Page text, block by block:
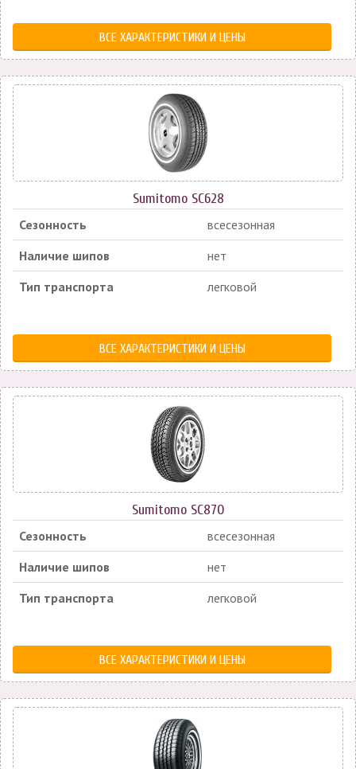
ВСЕ ХАРАКТЕРИСТИКИ И ЦЕНЫ
Sumitomo SC628
Сезонность
всесезонная
Наличие шипов
нет
Тип транспорта
легковой
ВСЕ ХАРАКТЕРИСТИКИ И ЦЕНЫ
Sumitomo SC870
Сезонность
всесезонная
Наличие шипов
нет
Тип транспорта
легковой
ВСЕ ХАРАКТЕРИСТИКИ И ЦЕНЫ